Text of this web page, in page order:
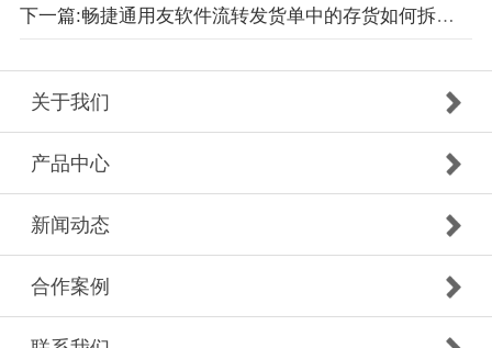
下一篇:畅捷通用友软件流转发货单中的存货如何拆分发货
关于我们
产品中心
新闻动态
合作案例